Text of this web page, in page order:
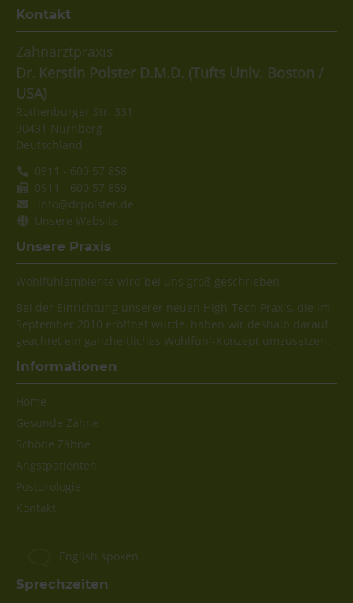
Kontakt
Zahnarztpraxis
Dr. Kerstin Polster D.M.D. (Tufts Univ. Boston /
USA)
Rothenburger Str. 331
90431 Nürnberg
Deutschland
0911 - 600 57 858
0911 - 600 57 859
info@drpolster.de
Unsere Website
Unsere Praxis
Wohlfühlambiente wird bei uns groß geschrieben.
Bei der Einrichtung unserer neuen High-Tech Praxis, die im
September 2010 eröffnet wurde, haben wir deshalb darauf
geachtet ein ganzheitliches Wohlfühl-Konzept umzusetzen.
Informationen
Navigation
überspringen
Home
Gesunde Zähne
Schöne Zähne
Angstpatienten
Posturologie
Kontakt
English spoken
Sprechzeiten